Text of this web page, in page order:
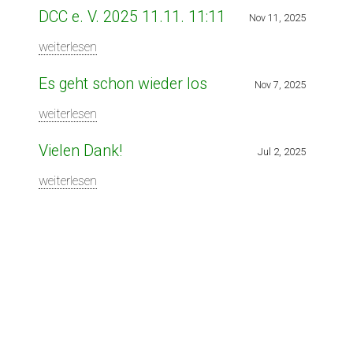
Nov 11, 2025
DCC e. V. 2025 11.11. 11:11
weiterlesen
Nov 7, 2025
Es geht schon wieder los
weiterlesen
Jul 2, 2025
Vielen Dank!
weiterlesen